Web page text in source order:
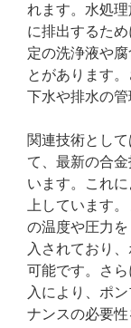
れます。水処
に排出するた
定の洗浄液や
とがあります
下水や排水の管
関連技術とし
て、最新の合
います。これ
上しています
の温度や圧力
入されており
可能です。さ
入により、ポ
ナンスの必要性